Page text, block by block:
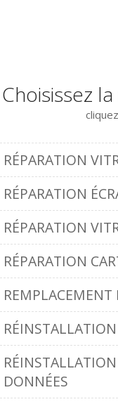
Choisissez
RÉPARATION
RÉPARATION
RÉPARATION
RÉPARATION
DONNÉES